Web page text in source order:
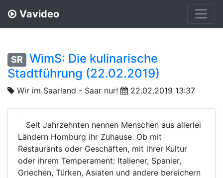
Vavideo
SR
WimS: Die kulinarische
Stadtführung (22.02.2019)
Wir im Saarland - Saar nur! 22.02.2019 13:37
Seit Jahrzehnten nennen Menschen aus allerlei
Ländern Homburg ihr Zuhause. Ob mit
Restaurants oder Geschäften, mit ihrer Kultur
oder ihrem Temperament: Italiener, Spanier,
Griechen, Türken, Asiaten und andere bereichern